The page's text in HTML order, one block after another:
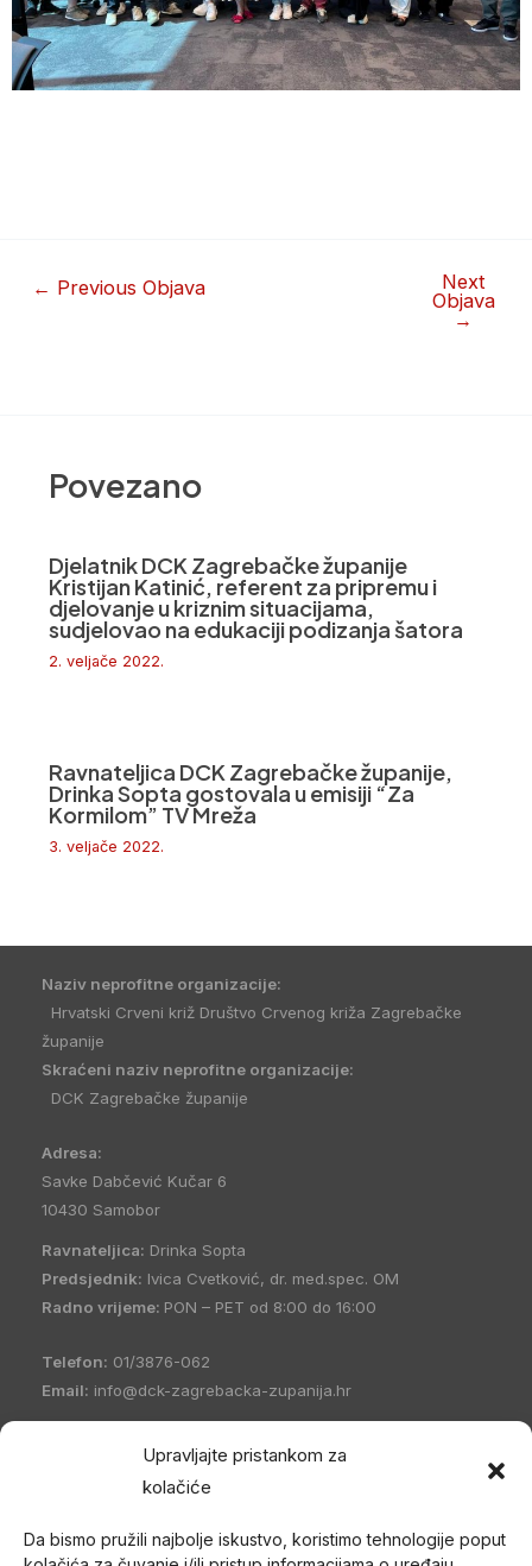
Upravljajte pristankom za
kolačiće
Da bismo pružili najbolje iskustvo, koristimo tehnologije poput
← Previous Objava
Next
Objava
→
Povezano
Djelatnik DCK Zagrebačke županije
Kristijan Katinić, referent za pripremu i
djelovanje u kriznim situacijama,
sudjelovao na edukaciji podizanja šatora
2. veljače 2022.
Ravnateljica DCK Zagrebačke županije,
Drinka Sopta gostovala u emisiji “Za
Kormilom” TV Mreža
3. veljače 2022.
Naziv neprofitne organizacije:
Hrvatski Crveni križ Društvo Crvenog križa Zagrebačke
županije
Skraćeni naziv neprofitne organizacije:
DCK Zagrebačke županije
Adresa:
Savke Dabčević Kučar 6
10430 Samobor
Ravnateljica: Drinka Sopta
Predsjednik: Ivica Cvetković, dr. med.spec. OM
Radno vrijeme: PON – PET od 8:00 do 16:00
Telefon: 01/3876-062
Email: info@dck-zagrebacka-zupanija.hr
21096894110
HR5023600001101458235
županije(DCK Zagrebačke županije) osnovano je 1998. godine